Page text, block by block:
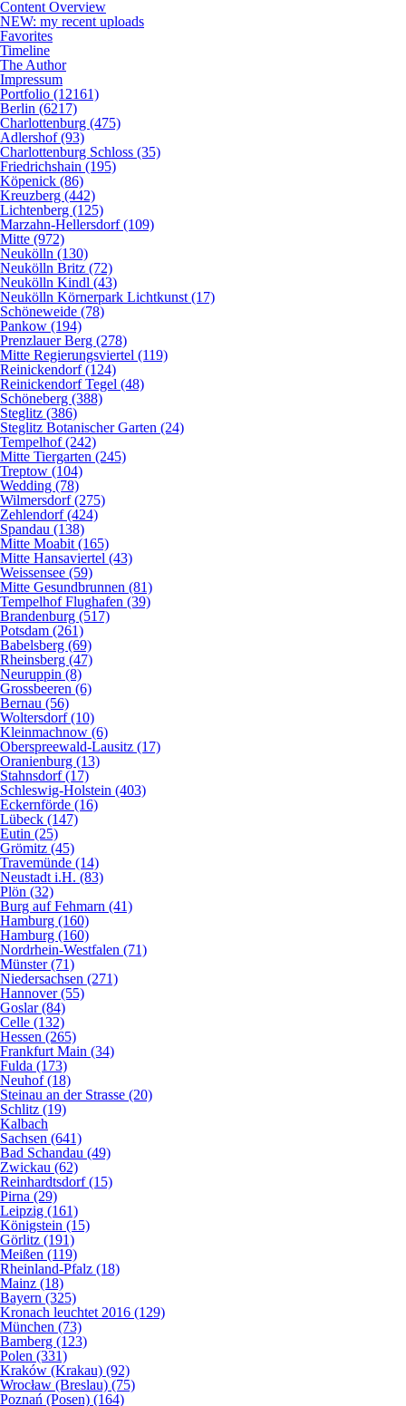
Content Overview
NEW: my recent uploads
Favorites
Timeline
The Author
Impressum
Portfolio (12161)
Berlin (6217)
Charlottenburg (475)
Adlershof (93)
Charlottenburg Schloss (35)
Friedrichshain (195)
Köpenick (86)
Kreuzberg (442)
Lichtenberg (125)
Marzahn-Hellersdorf (109)
Mitte (972)
Neukölln (130)
Neukölln Britz (72)
Neukölln Kindl (43)
Neukölln Körnerpark Lichtkunst (17)
Schöneweide (78)
Pankow (194)
Prenzlauer Berg (278)
Mitte Regierungsviertel (119)
Reinickendorf (124)
Reinickendorf Tegel (48)
Schöneberg (388)
Steglitz (386)
Steglitz Botanischer Garten (24)
Tempelhof (242)
Mitte Tiergarten (245)
Treptow (104)
Wedding (78)
Wilmersdorf (275)
Zehlendorf (424)
Spandau (138)
Mitte Moabit (165)
Mitte Hansaviertel (43)
Weissensee (59)
Mitte Gesundbrunnen (81)
Tempelhof Flughafen (39)
Brandenburg (517)
Potsdam (261)
Babelsberg (69)
Rheinsberg (47)
Neuruppin (8)
Grossbeeren (6)
Bernau (56)
Woltersdorf (10)
Kleinmachnow (6)
Oberspreewald-Lausitz (17)
Oranienburg (13)
Stahnsdorf (17)
Schleswig-Holstein (403)
Eckernförde (16)
Lübeck (147)
Eutin (25)
Grömitz (45)
Travemünde (14)
Neustadt i.H. (83)
Plön (32)
Burg auf Fehmarn (41)
Hamburg (160)
Hamburg (160)
Nordrhein-Westfalen (71)
Münster (71)
Niedersachsen (271)
Hannover (55)
Goslar (84)
Celle (132)
Hessen (265)
Frankfurt Main (34)
Fulda (173)
Neuhof (18)
Steinau an der Strasse (20)
Schlitz (19)
Kalbach
Sachsen (641)
Bad Schandau (49)
Zwickau (62)
Reinhardtsdorf (15)
Pirna (29)
Leipzig (161)
Königstein (15)
Görlitz (191)
Meißen (119)
Rheinland-Pfalz (18)
Mainz (18)
Bayern (325)
Kronach leuchtet 2016 (129)
München (73)
Bamberg (123)
Polen (331)
Kraków (Krakau) (92)
Wrocław (Breslau) (75)
Poznań (Posen) (164)